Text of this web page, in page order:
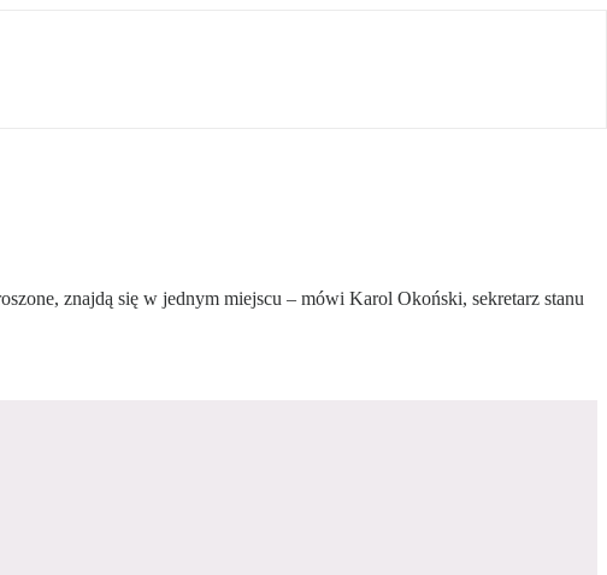
znajdą się w jednym miejscu – mówi Karol Okoński, sekretarz stanu